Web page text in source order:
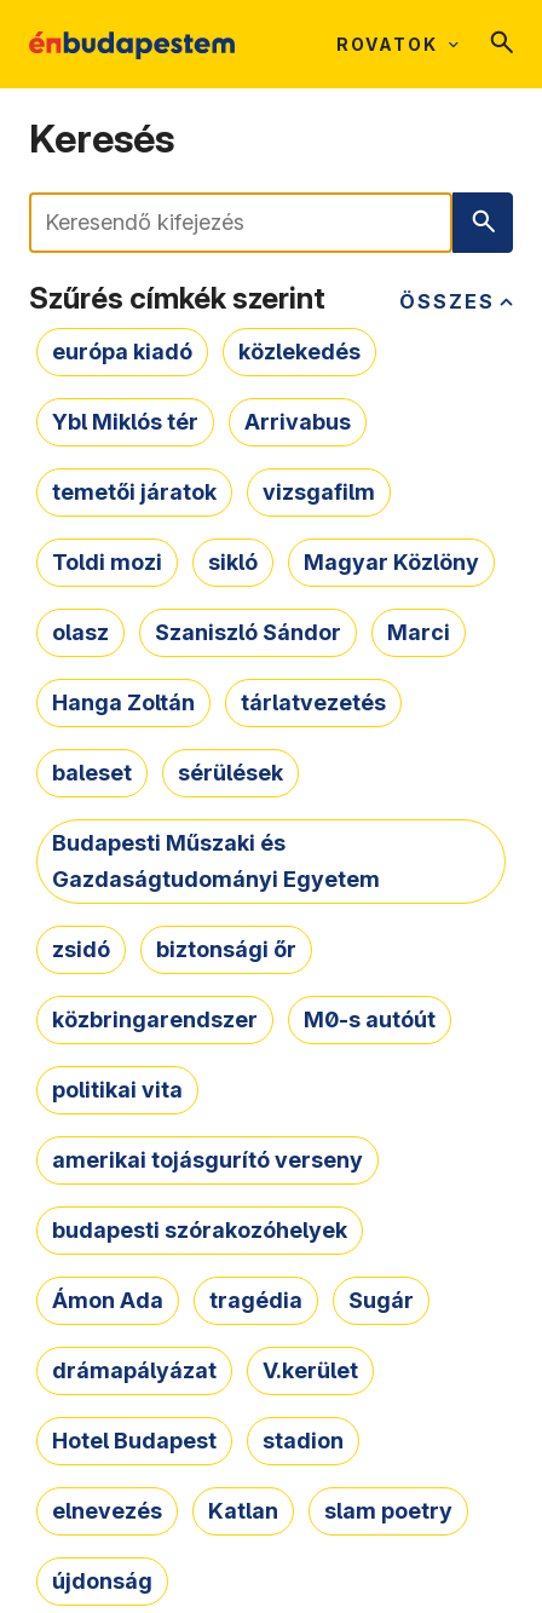
ROVATOK
Keresés
Keresés
ÖSSZES
Szűrés címkék szerint
európa kiadó közlekedés
Ybl Miklós tér Arrivabus
temetői járatok vizsgafilm
Toldi mozi sikló Magyar Közlöny
olasz Szaniszló Sándor Marci
Hanga Zoltán tárlatvezetés
baleset sérülések
Budapesti Műszaki és
Gazdaságtudományi Egyetem
zsidó biztonsági őr
közbringarendszer M0-s autóút
politikai vita
amerikai tojásgurító verseny
budapesti szórakozóhelyek
Ámon Ada tragédia Sugár
drámapályázat V.kerület
Hotel Budapest stadion
elnevezés Katlan slam poetry
újdonság